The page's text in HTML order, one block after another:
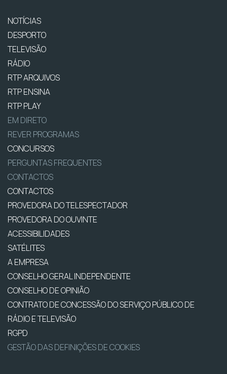
NOTÍCIAS
DESPORTO
TELEVISÃO
RÁDIO
RTP ARQUIVOS
RTP ENSINA
RTP PLAY
EM DIRETO
REVER PROGRAMAS
CONCURSOS
PERGUNTAS FREQUENTES
CONTACTOS
CONTACTOS
PROVEDORA DO TELESPECTADOR
PROVEDORA DO OUVINTE
ACESSIBILIDADES
SATÉLITES
A EMPRESA
CONSELHO GERAL INDEPENDENTE
CONSELHO DE OPINIÃO
CONTRATO DE CONCESSÃO DO SERVIÇO PÚBLICO DE
RÁDIO E TELEVISÃO
RGPD
GESTÃO DAS DEFINIÇÕES DE COOKIES